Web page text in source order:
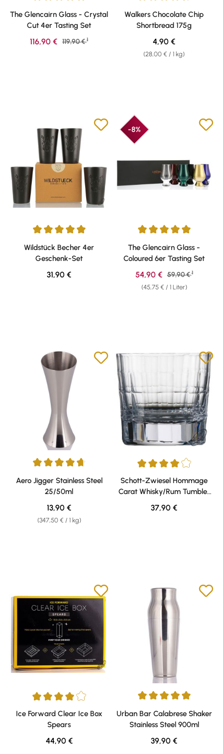
Durchschnittliche Bewertung von 5 von 5 Sternen
The Glencairn Glass - Crystal
Cut 4er Tasting Set
Verkaufspreis:
116,90 € Regulärer Preis:
119,90 € 1
Durchschnittliche Bewertung
Walkers Chocolate Chip
Shortbread 175g
(28,00 € / 1 kg)
Regulärer Preis:
4,90 €
Durchschnittliche Bewertung von 5 von 5 Sternen
Wildstück Becher 4er
Geschenk-Set
Regulärer Preis:
31,90 €
-8%
Durchschnittliche Bewertung
The Glencairn Glass -
Coloured 6er Tasting Set
(45,75 € / 1 Liter)
Verkaufspreis:
54,90 € Regulärer Preis:
59,90 € 1
Durchschnittliche Bewertung von 4.67 von 5 Sternen
Aero Jigger Stainless Steel
25/50ml
(347,50 € / 1 kg)
Regulärer Preis:
13,90 €
Durchschnittliche Bewertung
Schott-Zwiesel Hommage
Carat Whisky/Rum Tumbler
klein
Regulärer Preis:
37,90 €
Durchschnittliche Bewertung von 4 von 5 Sternen
Ice Forward Clear Ice Box
Spears
Regulärer Preis:
44,90 €
Durchschnittliche Bewertung
Urban Bar Calabrese Shaker
Stainless Steel 900ml
Regulärer Preis:
39,90 €